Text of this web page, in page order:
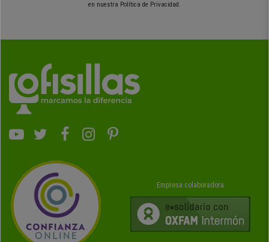
en nuestra Política de Privacidad.
Empresa colaboradora